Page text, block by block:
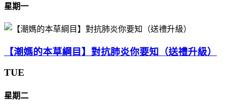
星期一
【潮媽的本草綱目】對抗肺炎你要知（送禮升級）
TUE
星期二